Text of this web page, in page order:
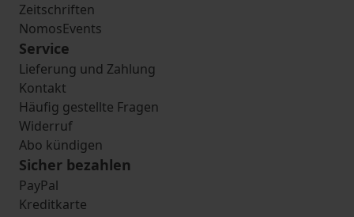
Zeitschriften
NomosEvents
Service
Lieferung und Zahlung
Kontakt
Häufig gestellte Fragen
Widerruf
Abo kündigen
Sicher bezahlen
PayPal
Kreditkarte